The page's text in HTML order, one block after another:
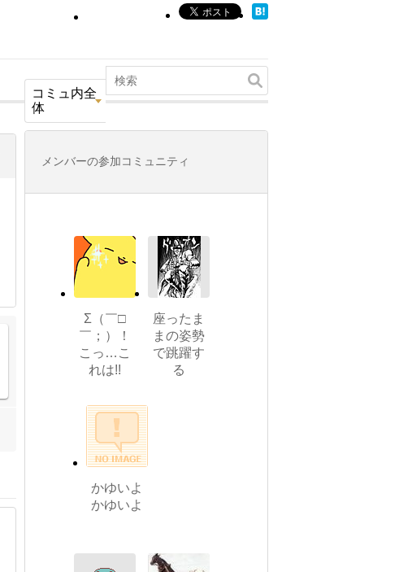
コミュ内全
体
メンバーの参加コミュニティ
Σ（￣□
￣；）！
こっ…こ
れは!!
座ったま
まの姿勢
で跳躍す
る
かゆいよ
かゆいよ